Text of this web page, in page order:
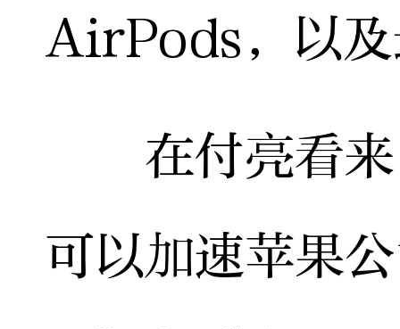
AirPods，以
在付亮看来
可以加速苹果